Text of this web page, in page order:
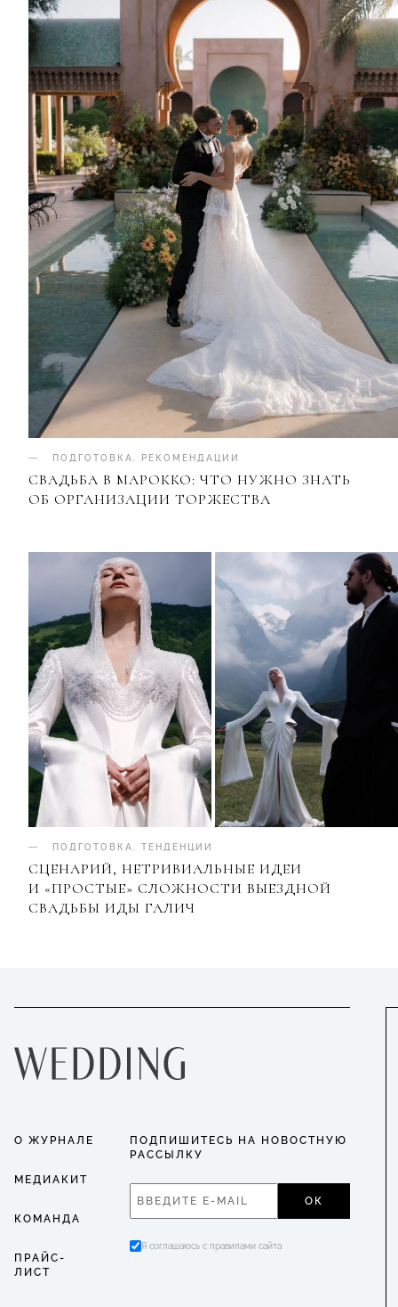
ПОДГОТОВКА РЕКОМЕНДАЦИИ
СВАДЬБА В МАРОККО: ЧТО НУЖНО ЗНАТЬ
ОБ ОРГАНИЗАЦИИ ТОРЖЕСТВА
ПОДГОТОВКА ТЕНДЕНЦИИ
СЦЕНАРИЙ, НЕТРИВИАЛЬНЫЕ ИДЕИ
И «ПРОСТЫЕ» СЛОЖНОСТИ ВЫЕЗДНОЙ
СВАДЬБЫ ИДЫ ГАЛИЧ
О ЖУРНАЛЕ
МЕДИАКИТ
КОМАНДА
ПРАЙС-
ЛИСТ
ПОДПИШИТЕСЬ НА НОВОСТНУЮ
РАССЫЛКУ
ОК
Я соглашаюсь с правилами сайта